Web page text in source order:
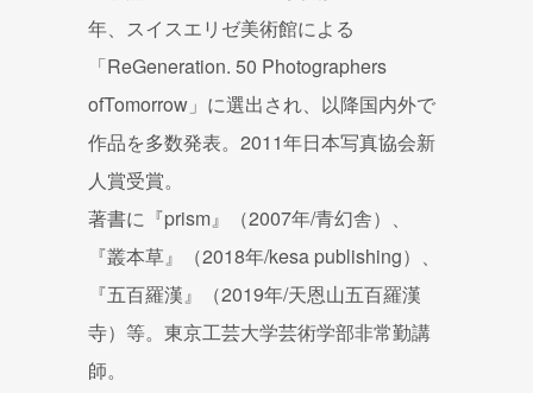
年、スイスエリゼ美術館による
「ReGeneration. 50 Photographers
ofTomorrow」に選出され、以降国内外で
作品を多数発表。2011年日本写真協会新
人賞受賞。
著書に『prism』（2007年/青幻舎）、
『叢本草』（2018年/kesa publishing）、
『五百羅漢』（2019年/天恩山五百羅漢
寺）等。東京工芸大学芸術学部非常勤講
師。